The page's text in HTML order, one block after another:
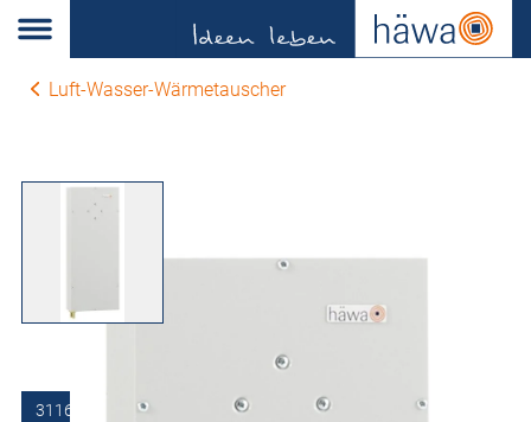
Luft-Wasser-Wärmetauscher
3116-0700-23-00-00